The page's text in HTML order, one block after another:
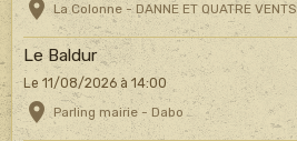
La Colonne - DANNE ET QUATRE VENTS
Le Baldur
Le 11/08/2026 à 14:00
Parling mairie - Dabo